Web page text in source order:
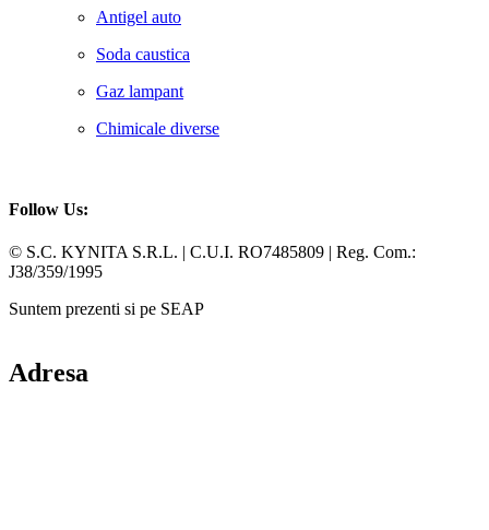
Antigel auto
Soda caustica
Gaz lampant
Chimicale diverse
Follow Us:
Facebook
Whatsapp
© S.C. KYNITA S.R.L. | C.U.I. RO7485809 | Reg. Com.:
J38/359/1995
Suntem prezenti si pe SEAP
Adresa